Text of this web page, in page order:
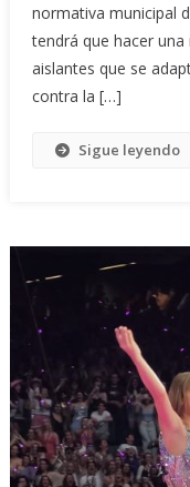
normativa municipal
tendrá que hacer
aislantes que se
contra la […]
Sigue leyendo